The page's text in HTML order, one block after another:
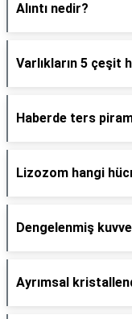
Alıntı nedir?
Varlıkların 5 çeşit
Haberde ters
Lizozom hangi
Dengelenmiş
Ayrımsal